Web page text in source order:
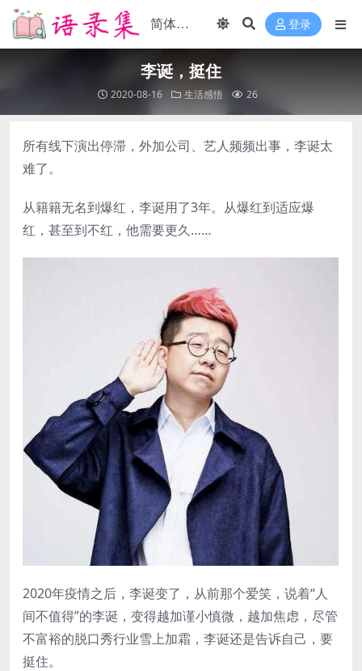
登录
李诞，挺住
2020-08-16 生活感悟 26
所有线下演出停滞，外加公司、艺人频频出事，李诞太
难了。
从籍籍无名到爆红，李诞用了3年。从爆红到适应爆
红，甚至到不红，他需要更久……
2020年疫情之后，李诞变了，从前那个爱笑，说着“人
间不值得”的李诞，变得越加谨小慎微，越加焦虑，尽管
不富裕的脱口秀行业雪上加霜，李诞还是告诉自己，要
挺住。